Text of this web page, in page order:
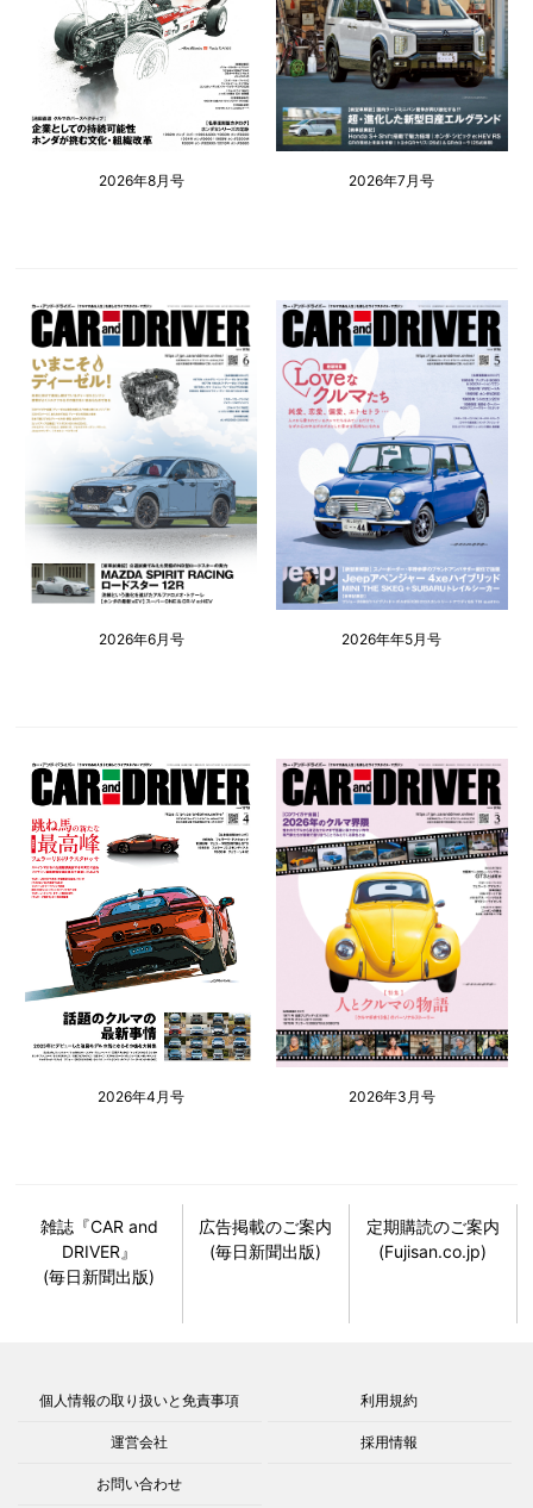
2026年8月号 2026年7月号
2026年6月号 2026年年5月号
2026年4月号 2026年3月号
雑誌『CAR and
DRIVER』
(毎日新聞出版)
広告掲載のご案内
(毎日新聞出版)
定期購読のご案内
(Fujisan.co.jp)
個人情報の取り扱いと免責事項 利用規約
運営会社 採用情報
お問い合わせ